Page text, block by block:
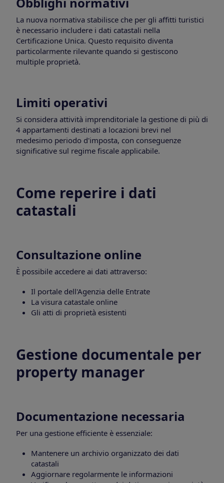
La nuova normativa stabilisce che per gli affitti turistici
è necessario includere i dati catastali nella
Certificazione Unica. Questo requisito diventa
particolarmente rilevante quando si gestiscono
multiple proprietà.
Limiti operativi
Si considera attività imprenditoriale la gestione di più di
4 appartamenti destinati a locazioni brevi nel
medesimo periodo d'imposta, con conseguenze
significative sul regime fiscale applicabile.
Come reperire i dati
catastali
Consultazione online
È possibile accedere ai dati attraverso:
Il portale dell'Agenzia delle Entrate
La visura catastale online
Gli atti di proprietà esistenti
Gestione documentale per
property manager
Documentazione necessaria
Per una gestione efficiente è essenziale:
Mantenere un archivio organizzato dei dati
catastali
Aggiornare regolarmente le informazioni